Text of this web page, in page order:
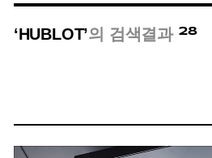
‘HUBLOT’의 검색결과 28